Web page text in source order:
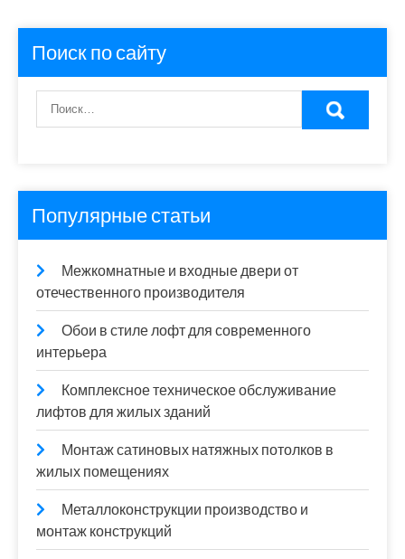
Поиск по сайту
Популярные статьи
Межкомнатные и входные двери от
отечественного производителя
Обои в стиле лофт для современного
интерьера
Комплексное техническое обслуживание
лифтов для жилых зданий
Монтаж сатиновых натяжных потолков в
жилых помещениях
Металлоконструкции производство и
монтаж конструкций